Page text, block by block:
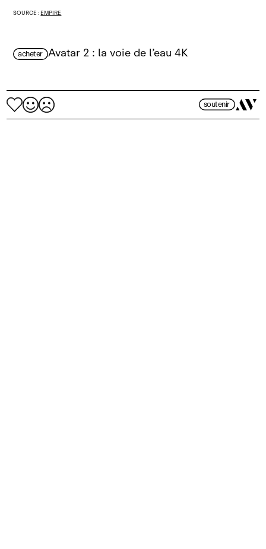
SOURCE : EMPIRE
acheter Avatar 2 : la voie de l’eau 4K
soutenir